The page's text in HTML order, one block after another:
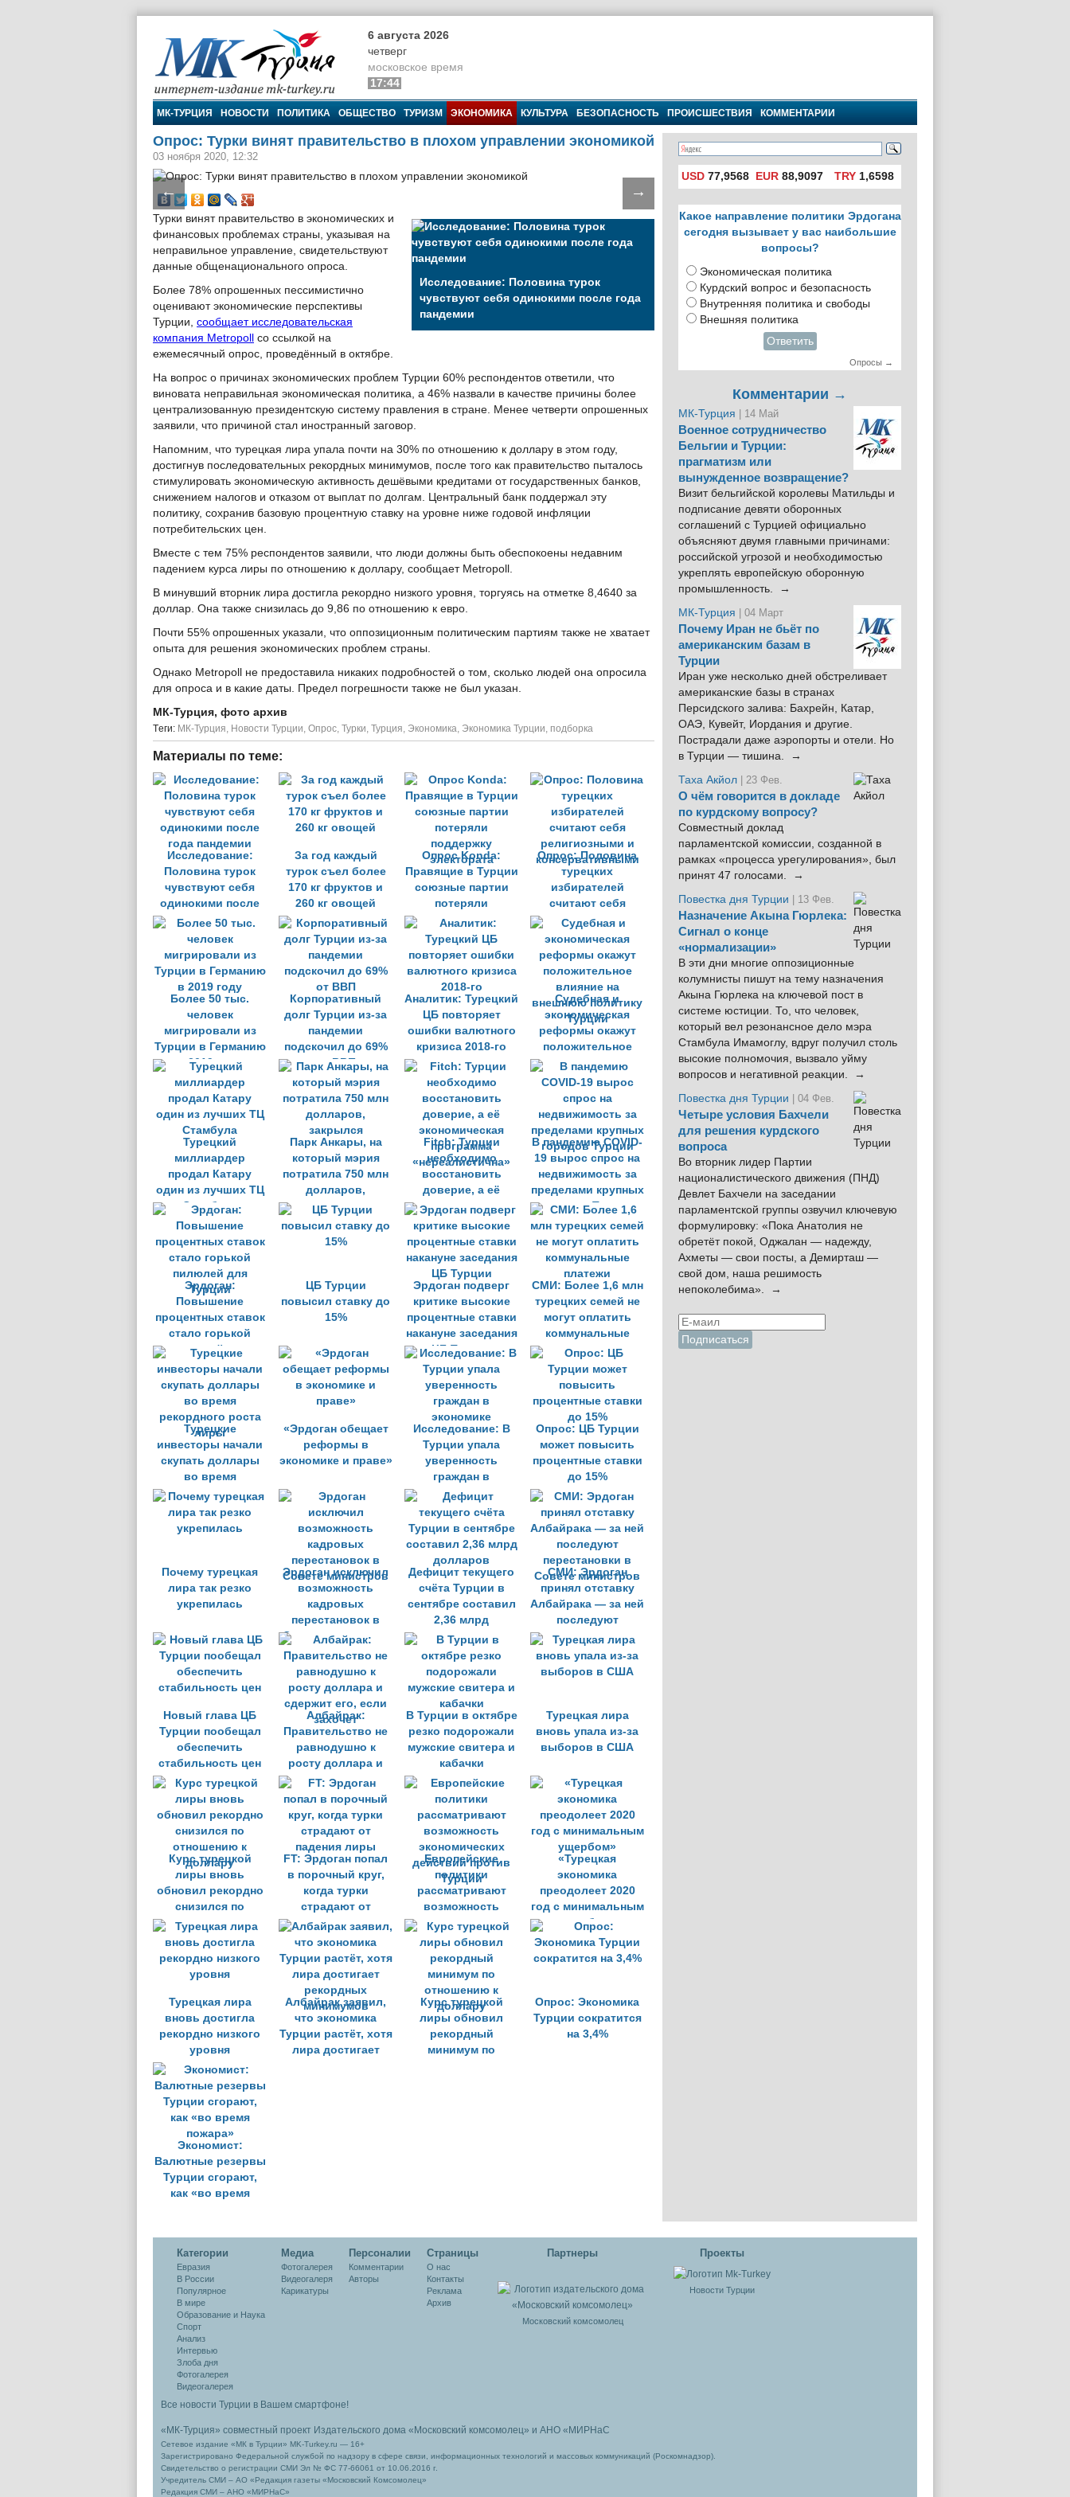
МК-Турция
6 августа 2026
четверг
московское время
17:44
МК-ТУРЦИЯ НОВОСТИ ПОЛИТИКА ОБЩЕСТВО ТУРИЗМ ЭКОНОМИКА КУЛЬТУРА БЕЗОПАСНОСТЬ ПРОИСШЕСТВИЯ КОММЕНТАРИИ
Опрос: Турки винят правительство в плохом управлении экономикой
03 ноября 2020, 12:32
← →
Исследование: Половина турок
чувствуют себя одинокими после года
пандемии
Турки винят правительство в экономических и
финансовых проблемах страны, указывая на
неправильное управление, свидетельствуют
данные общенационального опроса.
Более 78% опрошенных пессимистично
оценивают экономические перспективы
Турции, сообщает исследовательская
компания Metropoll
со ссылкой на
ежемесячный опрос, проведённый в октябре.
На вопрос о причинах экономических проблем Турции 60% респондентов ответили, что
виновата неправильная экономическая политика, а 46% назвали в качестве причины более
централизованную президентскую систему правления в стране. Менее четверти опрошенных
заявили, что причиной стал иностранный заговор.
Напомним, что турецкая лира упала почти на 30% по отношению к доллару в этом году,
достигнув последовательных рекордных минимумов, после того как правительство пыталось
стимулировать экономическую активность дешёвыми кредитами от государственных банков,
снижением налогов и отказом от выплат по долгам. Центральный банк поддержал эту
политику, сохранив базовую процентную ставку на уровне ниже годовой инфляции
потребительских цен.
Вместе с тем 75% респондентов заявили, что люди должны быть обеспокоены недавним
падением курса лиры по отношению к доллару, сообщает Metropoll.
В минувший вторник лира достигла рекордно низкого уровня, торгуясь на отметке 8,4640 за
доллар. Она также снизилась до 9,86 по отношению к евро.
Почти 55% опрошенных указали, что оппозиционным политическим партиям также не хватает
опыта для решения экономических проблем страны.
Однако Metropoll не предоставила никаких подробностей о том, сколько людей она опросила
для опроса и в какие даты. Предел погрешности также не был указан.
МК-Турция, фото архив
Tеги: МК-Турция, Новости Турции, Опрос, Турки, Турция, Экономика, Экономика Турции, подборка
Материалы по теме:
Исследование:
Половина турок
чувствуют себя
одинокими после
года пандемии
За год каждый
турок съел более
170 кг фруктов и
260 кг овощей
Опрос Konda:
Правящие в Турции
союзные партии
потеряли
поддержку
электората
Опрос: Половина
турецких
избирателей
считают себя
религиозными и
консервативными
Более 50 тыс.
человек
мигрировали из
Турции в Германию
в 2019 году
Корпоративный
долг Турции из-за
пандемии
подскочил до 69%
от ВВП
Аналитик: Турецкий
ЦБ повторяет
ошибки валютного
кризиса 2018-го
Судебная и
экономическая
реформы окажут
положительное
влияние на
внешнюю политику
Турции
Турецкий
миллиардер
продал Катару
один из лучших ТЦ
Стамбула
Парк Анкары, на
который мэрия
потратила 750 млн
долларов,
закрылся
Fitch: Турции
необходимо
восстановить
доверие, а её
экономическая
программа
«нереалистична»
В пандемию COVID-
19 вырос спрос на
недвижимость за
пределами крупных
городов Турции
Эрдоган:
Повышение
процентных ставок
стало горькой
пилюлей для
Турции
ЦБ Турции
повысил ставку до
15%
Эрдоган подверг
критике высокие
процентные ставки
накануне заседания
ЦБ Турции
СМИ: Более 1,6 млн
турецких семей не
могут оплатить
коммунальные
платежи
Турецкие
инвесторы начали
скупать доллары
во время
рекордного роста
лиры
«Эрдоган обещает
реформы в
экономике и праве»
Исследование: В
Турции упала
уверенность
граждан в
экономике
Опрос: ЦБ Турции
может повысить
процентные ставки
до 15%
Почему турецкая
лира так резко
укрепилась
Эрдоган исключил
возможность
кадровых
перестановок в
Совете министров
Дефицит текущего
счёта Турции в
сентябре составил
2,36 млрд
долларов
СМИ: Эрдоган
принял отставку
Албайрака — за ней
последуют
перестановки в
Совете министров
Новый глава ЦБ
Турции пообещал
обеспечить
стабильность цен
Албайрак:
Правительство не
равнодушно к
росту доллара и
сдержит его, если
захочет
В Турции в октябре
резко подорожали
мужские свитера и
кабачки
Турецкая лира
вновь упала из-за
выборов в США
Курс турецкой
лиры вновь
обновил рекордно
снизился по
отношению к
доллару
FT: Эрдоган попал
в порочный круг,
когда турки
страдают от
падения лиры
Европейские
политики
рассматривают
возможность
экономических
действий против
Турции
«Турецкая
экономика
преодолеет 2020
год с минимальным
ущербом»
Турецкая лира
вновь достигла
рекордно низкого
уровня
Албайрак заявил,
что экономика
Турции растёт, хотя
лира достигает
Курс турецкой
лиры обновил
рекордный
минимум по
Опрос: Экономика
Турции сократится
на 3,4%
Экономист:
Валютные резервы
Турции сгорают,
как «во время
USD 77,9568 EUR 88,9097 TRY1,6598
Какое направление политики Эрдогана
сегодня вызывает у вас наибольшие
вопросы?
Экономическая политика
Курдский вопрос и безопасность
Внутренняя политика и свободы
Внешняя политика
Ответить
Опросы →
Комментарии →
МК-Турция | 14 Май
Военное сотрудничество
Бельгии и Турции:
прагматизм или
вынужденное возвращение?
Визит бельгийской королевы Матильды и
подписание девяти оборонных
соглашений с Турцией официально
объясняют двумя главными причинами:
российской угрозой и необходимостью
укреплять европейскую оборонную
промышленность. →
МК-Турция
| 04 Март
Почему Иран не бьёт по
американским базам в
Турции
Иран уже несколько дней обстреливает
американские базы в странах
Персидского залива: Бахрейн, Катар,
ОАЭ, Кувейт, Иордания и другие.
Пострадали даже аэропорты и отели. Но
в Турции — тишина. →
Таха Акйол | 23 Фев.
О чём говорится в докладе
по курдскому вопросу?
Совместный доклад
парламентской комиссии, созданной в
рамках «процесса урегулирования», был
принят 47 голосами. →
Повестка дня Турции
| 13 Фев.
Назначение Акына Гюрлека:
Сигнал о конце
«нормализации»
В эти дни многие оппозиционные
колумнисты пишут на тему назначения
Акына Гюрлека на ключевой пост в
системе юстиции. То, что человек,
который вел резонансное дело мэра
Стамбула Имамоглу, вдруг получил столь
высокие полномочия, вызвало уйму
вопросов и негативной реакции. →
Повестка дня Турции
| 04 Фев.
Четыре условия Бахчели
для решения курдского
вопроса
Во вторник лидер Партии
националистического движения (ПНД)
Девлет Бахчели на заседании
парламентской группы озвучил ключевую
формулировку: «Пока Анатолия не
обретёт покой, Оджалан — надежду,
Ахметы — свои посты, а Демирташ —
свой дом, наша решимость
непоколебима». →
Категории
Евразия
В России
Популярное
В мире
Образование и Наука
Спорт
Анализ
Интервью
Злоба дня
Фотогалерея
Видеогалерея
Медиа
Фотогалерея
Видеогалеря
Карикатуры
Персоналии
Комментарии
Авторы
Cтраницы
О нас
Контакты
Реклама
Архив
Партнеры
Московский комсомолец
Проекты
Новости Турции
Все новости Турции в Вашем смартфоне!
«МК-Турция» совместный проект Издательского дома «Московский комсомолец» и АНО «МИРНаС
Сетевое издание «МК в Турции» MK-Turkey.ru — 16+
Зарегистрировано Федеральной службой по надзору в сфере связи, информационных технологий и массовых коммуникаций (Роскомнадзор).
Свидетельство о регистрации СМИ Эл № ФС 77-66061 от 10.06.2016 г.
Учредитель СМИ – АО «Редакция газеты «Московский Комсомолец»
Редакция СМИ – АНО «МИРНаС»